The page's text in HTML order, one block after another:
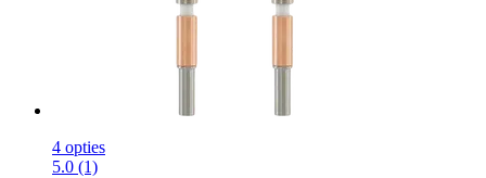
4 opties
5.0 (1)